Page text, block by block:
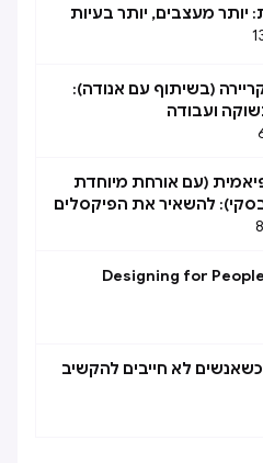
יותר מעצבים, יותר בעיות
(בשיתוף עם אנודה):
ועבודה
(עם אורחת מיוחדת
להשאיר את הפיקסלים
Designing for
לא חייבים להקשיב